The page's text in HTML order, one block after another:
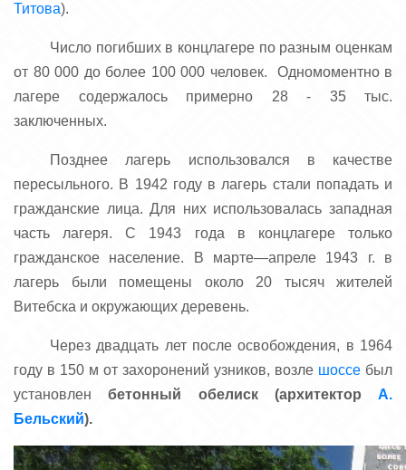
Титова).
Число погибших в концлагере по разным оценкам
от 80 000 до более 100 000 человек. Одномоментно в
лагере содержалось примерно 28 - 35 тыс.
заключенных.
Позднее лагерь использовался в качестве
пересыльного. В 1942 году в лагерь стали попадать и
гражданские лица. Для них использовалась западная
часть лагеря. С 1943 года в концлагере только
гражданское население. В марте—апреле 1943 г. в
лагерь были помещены около 20 тысяч жителей
Витебска и окружающих деревень.
Через двадцать лет после освобождения, в 1964
году в 150 м от захоронений узников, возле шоссе был
установленбетонный обелиск (архитектор А.
Бельский).